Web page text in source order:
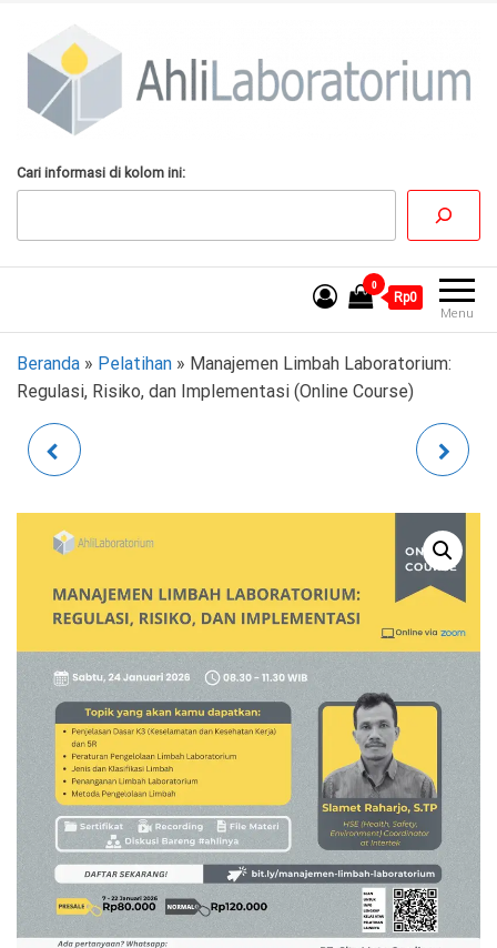
konten
AhliLaboratorium
AhliLaboratorium
Cari informasi di kolom ini:
Menu
0
Rp0
Beranda » Pelatihan » Manajemen Limbah Laboratorium:
Regulasi, Risiko, dan Implementasi (Online Course)
LABORATORY PRACTICE
(GLP) (WEBINAR)